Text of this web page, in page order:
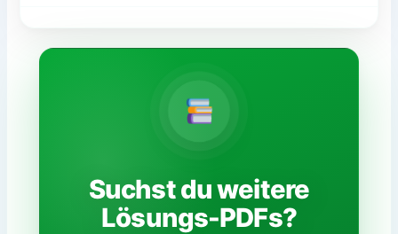
Suchst du weitere
Lösungs-PDFs?